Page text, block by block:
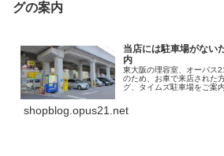
グの案内
当店には駐車場がない
内
東大阪の理容室、オーパス
のため、お車で来店された
グ、タイムズ駐車場をご案
shopblog.opus21.net